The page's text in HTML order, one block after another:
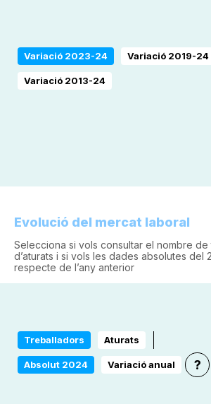
Variació 2023-24 Variació 2019-24
Variació 2013-24
Evolució del mercat laboral
Selecciona si vols consultar el nombre
d’aturats i si vols les dades absolutes del
respecte de l’any anterior
?
Treballadors Aturats
Absolut 2024 Variació anual